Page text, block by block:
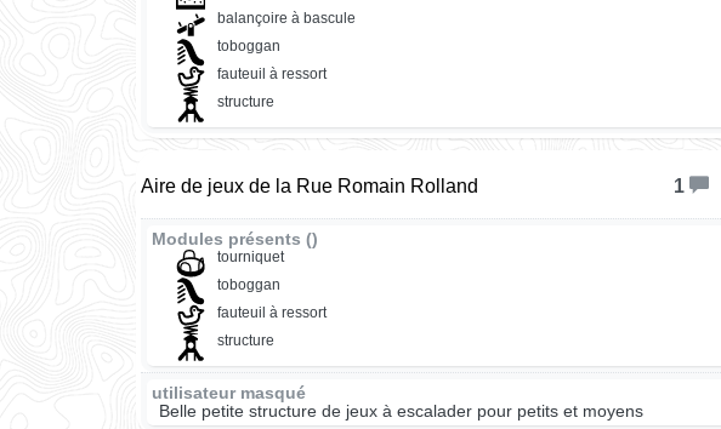
balançoire à bascule
toboggan
fauteuil à ressort
structure
Aire de jeux de la Rue Romain Rolland 1
Modules présents ()
tourniquet
toboggan
fauteuil à ressort
structure
utilisateur masqué
Belle petite structure de jeux à escalader pour petits et moyens